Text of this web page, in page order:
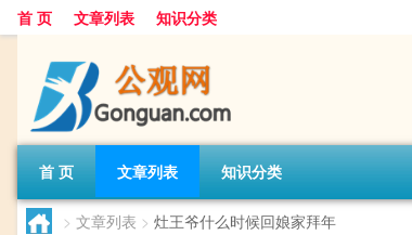
首 页 文章列表 知识分类
首 页 文章列表 知识分类
> 文章列表 > 灶王爷什么时候回娘家拜年